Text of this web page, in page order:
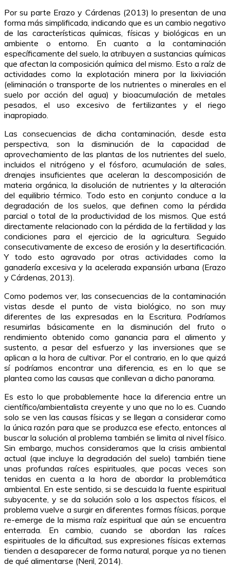
Por su parte Erazo y Cárdenas (2013) lo presentan de una
forma más simplificada, indicando que es un cambio negativo
de las características químicas, físicas y biológicas en un
ambiente o entorno. En cuanto a la contaminación
específicamente del suelo, la atribuyen a sustancias químicas
que afectan la composición química del mismo. Esto a raíz de
actividades como la explotación minera por la lixiviación
(eliminación o transporte de los nutrientes o minerales en el
suelo por acción del agua) y bioacumulación de metales
pesados, el uso excesivo de fertilizantes y el riego
inapropiado.
Las consecuencias de dicha contaminación, desde esta
perspectiva, son la disminución de la capacidad de
aprovechamiento de las plantas de los nutrientes del suelo,
incluidos el nitrógeno y el fósforo, acumulación de sales,
drenajes insuficientes que aceleran la descomposición de
materia orgánica, la disolución de nutrientes y la alteración
del equilibrio térmico. Todo esto en conjunto conduce a la
degradación de los suelos, que definen como la pérdida
parcial o total de la productividad de los mismos. Que está
directamente relacionado con la pérdida de la fertilidad y las
condiciones para el ejercicio de la agricultura. Seguido
consecutivamente de exceso de erosión y la desertificación.
Y todo esto agravado por otras actividades como la
ganadería excesiva y la acelerada expansión urbana (Erazo
y Cárdenas, 2013).
Como podemos ver, las consecuencias de la contaminación
vistas desde el punto de vista biológico, no son muy
diferentes de las expresadas en la Escritura. Podríamos
resumirlas básicamente en la disminución del fruto o
rendimiento obtenido como ganancia para el alimento y
sustento, a pesar del esfuerzo y las inversiones que se
aplican a la hora de cultivar. Por el contrario, en lo que quizá
sí podríamos encontrar una diferencia, es en lo que se
plantea como las causas que conllevan a dicho panorama.
Es esto lo que probablemente hace la diferencia entre un
científico/ambientalista creyente y uno que no lo es. Cuando
solo se ven las causas físicas y se llegan a considerar como
la única razón para que se produzca ese efecto, entonces al
buscar la solución al problema también se limita al nivel físico.
Sin embargo, muchos consideramos que la crisis ambiental
actual (que incluye la degradación del suelo) también tiene
unas profundas raíces espirituales, que pocas veces son
tenidas en cuenta a la hora de abordar la problemática
ambiental. En este sentido, si se descuida la fuente espiritual
subyacente, y se da solución solo a los aspectos físicos, el
problema vuelve a surgir en diferentes formas físicas, porque
re-emerge de la misma raíz espiritual que aún se encuentra
enterrada. En cambio, cuando se abordan las raíces
espirituales de la dificultad, sus expresiones físicas externas
tienden a desaparecer de forma natural, porque ya no tienen
de qué alimentarse (Neril, 2014).